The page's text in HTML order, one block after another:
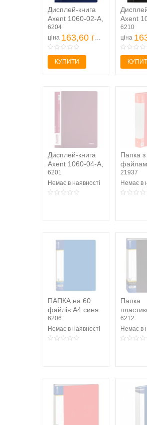
Дисплей-книга
Axent 1060-02-A,
А4, 60 файлiв,
синя
6204
ціна 163,60 грн
КУПИТИ
Axent
А4, 60
чорна
6210
ціна
Дисплей-книга
Axent 1060-04-A,
А4, 60 файлiв,
бордова (...
6201
Немає в наявності
Папка з
60
Navarro
21937
Немає в
ПАПКА на 60
файлів А4 синя
Economix
6206
Немає в наявності
Папка
6212
Немає в